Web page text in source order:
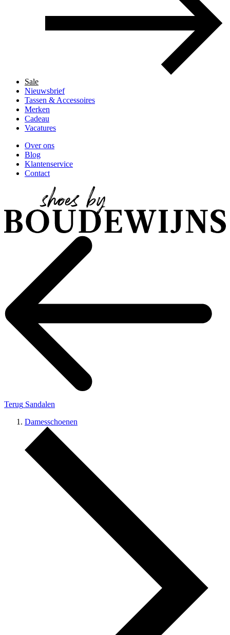
Sale
Nieuwsbrief
Tassen & Accessoires
Merken
Cadeau
Vacatures
Over ons
Blog
Klantenservice
Contact
Terug Sandalen
Damesschoenen